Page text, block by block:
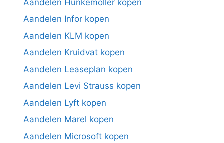
Aandelen Hunkemoller kopen
Aandelen Infor kopen
Aandelen KLM kopen
Aandelen Kruidvat kopen
Aandelen Leaseplan kopen
Aandelen Levi Strauss kopen
Aandelen Lyft kopen
Aandelen Marel kopen
Aandelen Microsoft kopen